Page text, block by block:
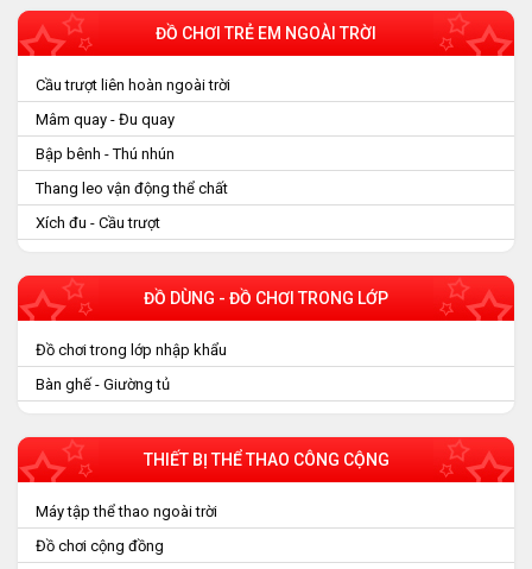
ĐỒ CHƠI TRẺ EM NGOÀI TRỜI
Cầu trượt liên hoàn ngoài trời
Mâm quay - Đu quay
Bập bênh - Thú nhún
Thang leo vận động thể chất
Xích đu - Cầu trượt
ĐỒ DÙNG - ĐỒ CHƠI TRONG LỚP
Đồ chơi trong lớp nhập khẩu
Bàn ghế - Giường tủ
THIẾT BỊ THỂ THAO CÔNG CỘNG
Máy tập thể thao ngoài trời
Đồ chơi cộng đồng